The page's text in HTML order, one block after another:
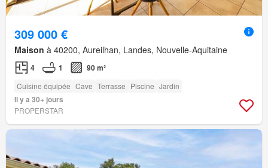
309 000 €
Maison à 40200, Aureilhan, Landes, Nouvelle-Aquitaine
4 1 90 m²
Cuisine équipée Cave Terrasse Piscine Jardin
Il y a 30+ jours
PROPERSTAR